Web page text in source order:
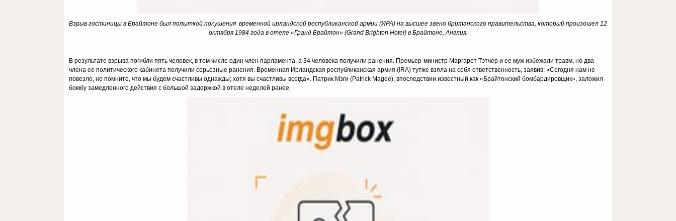
Взрыв гостиницы в Брайтоне был попыткой покушения временной ирландской республиканской армии (ИРА) на высшее звено британского правительства, который произошел 12
октября 1984 года в отеле «Гранд Брайтон» (GrandBrighton Hotel) в Брайтоне, Англия.
В результате взрыва погибли пять человек, в том числе один член парламента, а 34 человека получили ранения. Премьер-министр Маргарет Тэтчер и ее муж избежали травм, но два
члена ее политического кабинета получили серьезные ранения. Временная Ирландская республиканская армия (IRA) тутже взяла на себя ответственность, заявив: «Сегодня нам не
повезло, но помните, что мы будем счастливы однажды; хотя вы счастливы всегда». Патрик Мэги (Patrick Magee), впоследствии известный как «Брайтонский бомбардировщик», заложил
бомбу замедленного действия с большой задержкой в отеле неделей ранее.